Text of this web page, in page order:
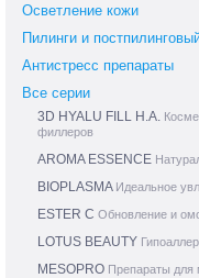
Осветление кожи
Пилинги и
Антистресс препараты
Все серии
3D HYALU FILL H.A.
филлеров
AROMA ESSENCE
BIOPLASMA Идеальное
ESTER C Обновление и
LOTUS BEAUTY
MESOPRO Препараты для